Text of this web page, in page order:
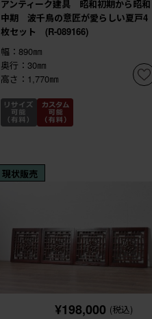
アンティーク建具 昭和初期から昭和
中期 波千鳥の意匠が愛らしい夏戸4
枚セット (R-089166)
幅：890㎜
奥行：30㎜
高さ：1,770㎜
現状販売
¥198,000 (税込)